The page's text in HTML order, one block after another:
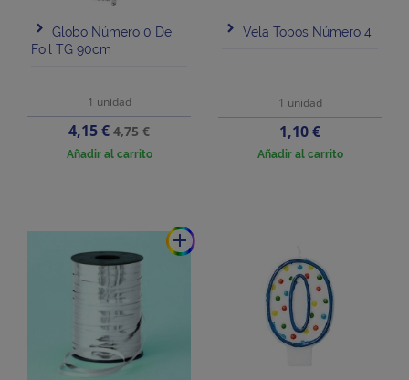
Globo Número 0 De
Foil TG 90cm
1 unidad
Precio
4,15 €Precio
base
4,75 €
Añadir al carrito
Vela Topos Número 4
1 unidad
Precio
1,10 €
Añadir al carrito
add